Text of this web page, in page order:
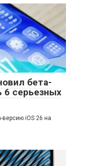
бета-
6 серьезных
версию iOS 26 на